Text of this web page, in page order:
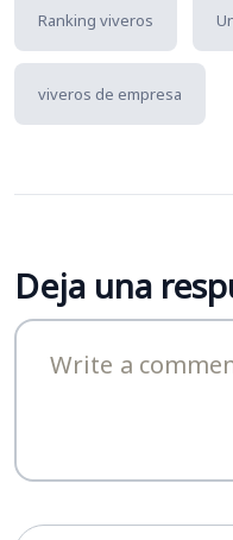
Ranking viveros
viveros de empresa
Deja una